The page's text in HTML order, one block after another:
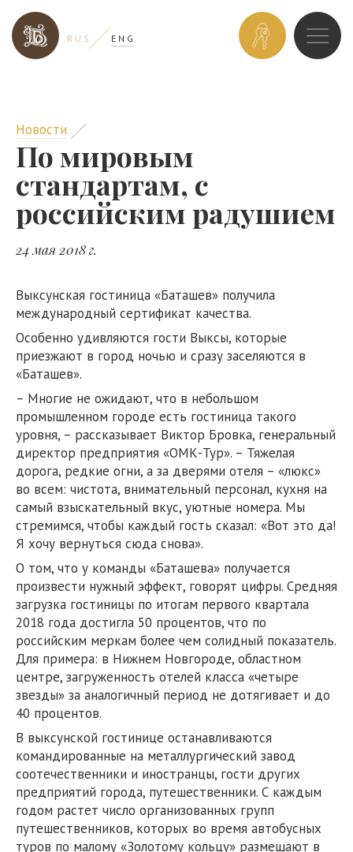
R U S E N G
НОМЕР
Новости
По мировым
стандартам, с
российским радушием
24 мая 2018 г.
Выксунская гостиница «Баташев» получила
международный сертификат качества.
Особенно удивляются гости Выксы, которые
приезжают в город ночью и сразу заселяются в
«Баташев».
– Многие не ожидают, что в небольшом
промышленном городе есть гостиница такого
уровня, – рассказывает Виктор Бровка, генеральный
директор предприятия «ОМК-Тур». – Тяжелая
дорога, редкие огни, а за дверями отеля – «люкс»
во всем: чистота, внимательный персонал, кухня на
самый взыскательный вкус, уютные номера. Мы
стремимся, чтобы каждый гость сказал: «Вот это да!
Я хочу вернуться сюда снова».
О том, что у команды «Баташева» получается
произвести нужный эффект, говорят цифры. Средняя
загрузка гостиницы по итогам первого квартала
2018 года достигла 50 процентов, что по
российским меркам более чем солидный показатель.
Для примера: в Нижнем Новгороде, областном
центре, загруженность отелей класса «четыре
звезды» за аналогичный период не дотягивает и до
40 процентов.
В выксунской гостинице останавливаются
командированные на металлургический завод
соотечественники и иностранцы, гости других
предприятий города, путешественники. С каждым
годом растет число организованных групп
путешественников, которых во время автобусных
туров по малому «Золотому кольцу» размещают в